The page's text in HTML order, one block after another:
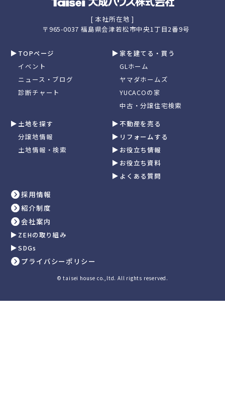
[ 本社所在地 ]
〒965-0037 福島県会津若松市中央1丁目2番9号
TOPページ
イベント
ニュース・ブログ
診断チャート
家を建てる・買う
GLホーム
ヤマダホームズ
YUCACOの家
中古・分譲住宅検索
土地を探す
分譲地情報
土地情報・検索
不動産を売る
リフォームする
お役立ち情報
お役立ち資料
よくある質問
採用情報
紹介制度
会社案内
ZEHの取り組み
SDGs
プライバシーポリシー
© taisei house co.,ltd. All rights reserved.